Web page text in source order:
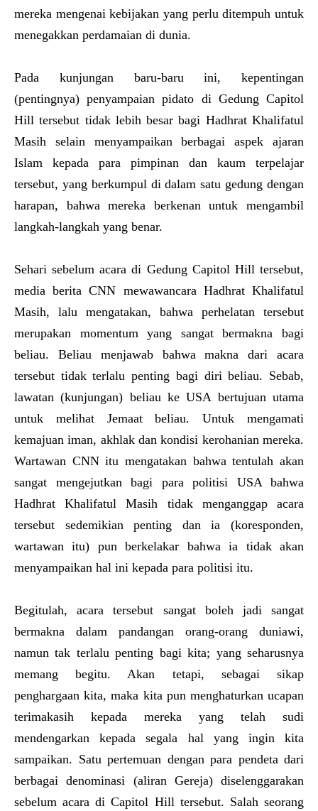
mereka mengenai kebijakan yang perlu ditempuh untuk
menegakkan perdamaian di dunia.
Pada kunjungan baru-baru ini, kepentingan
(pentingnya) penyampaian pidato di Gedung Capitol
Hill tersebut tidak lebih besar bagi Hadhrat Khalifatul
Masih selain menyampaikan berbagai aspek ajaran
Islam kepada para pimpinan dan kaum terpelajar
tersebut, yang berkumpul di dalam satu gedung dengan
harapan, bahwa mereka berkenan untuk mengambil
langkah-langkah yang benar.
Sehari sebelum acara di Gedung Capitol Hill tersebut,
media berita CNN mewawancara Hadhrat Khalifatul
Masih, lalu mengatakan, bahwa perhelatan tersebut
merupakan momentum yang sangat bermakna bagi
beliau. Beliau menjawab bahwa makna dari acara
tersebut tidak terlalu penting bagi diri beliau. Sebab,
lawatan (kunjungan) beliau ke USA bertujuan utama
untuk melihat Jemaat beliau. Untuk mengamati
kemajuan iman, akhlak dan kondisi kerohanian mereka.
Wartawan CNN itu mengatakan bahwa tentulah akan
sangat mengejutkan bagi para politisi USA bahwa
Hadhrat Khalifatul Masih tidak menganggap acara
tersebut sedemikian penting dan ia (koresponden,
wartawan itu) pun berkelakar bahwa ia tidak akan
menyampaikan hal ini kepada para politisi itu.
Begitulah, acara tersebut sangat boleh jadi sangat
bermakna dalam pandangan orang-orang duniawi,
namun tak terlalu penting bagi kita; yang seharusnya
memang begitu. Akan tetapi, sebagai sikap
penghargaan kita, maka kita pun menghaturkan ucapan
terimakasih kepada mereka yang telah sudi
mendengarkan kepada segala hal yang ingin kita
sampaikan. Satu pertemuan dengan para pendeta dari
berbagai denominasi (aliran Gereja) diselenggarakan
sebelum acara di Capitol Hill tersebut. Salah seorang